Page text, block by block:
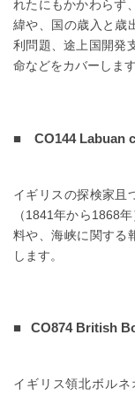
れたにもかかわらず
緯や、国の歳入と歳
利問題、途上国開発
命などをカバーします
CO144 Labuan
イギリスの探検家且
（1841年から1868
料や、海峡に関する
します。
CO874 British
イギリス領北ボル